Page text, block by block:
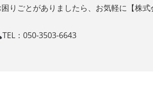
りごとがありましたら、お気軽に【株式
TEL：050-3503-6643